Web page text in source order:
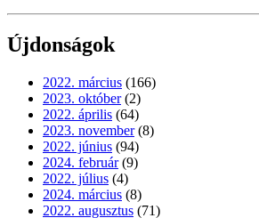
Újdonságok
2022. március (166)
2023. október (2)
2022. április (64)
2023. november (8)
2022. június (94)
2024. február (9)
2022. július (4)
2024. március (8)
2022. augusztus (71)